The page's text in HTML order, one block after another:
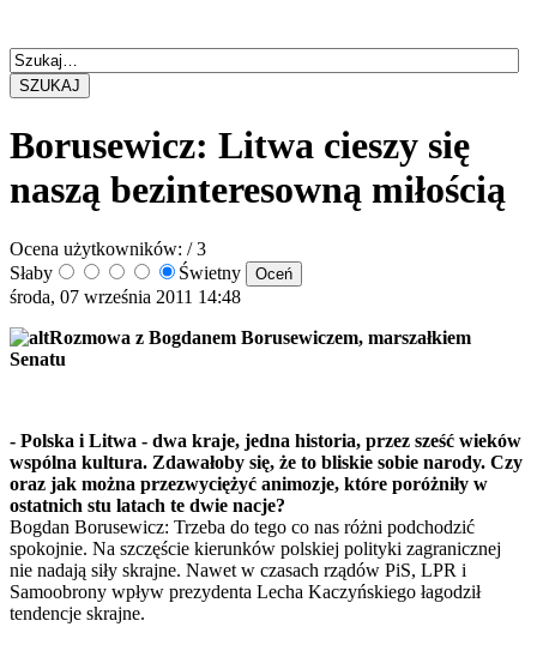
SZUKAJ
Borusewicz: Litwa cieszy się
naszą bezinteresowną miłością
Ocena użytkowników: / 3
Słaby
Świetny
środa, 07 września 2011 14:48
Rozmowa z Bogdanem Borusewiczem, marszałkiem
Senatu
- Polska i Litwa - dwa kraje, jedna historia, przez sześć wieków
wspólna kultura. Zdawałoby się, że to bliskie sobie narody. Czy
oraz jak można przezwyciężyć animozje, które poróżniły w
ostatnich stu latach te dwie nacje?
Bogdan Borusewicz: Trzeba do tego co nas różni podchodzić
spokojnie. Na szczęście kierunków polskiej polityki zagranicznej
nie nadają siły skrajne. Nawet w czasach rządów PiS, LPR i
Samoobrony wpływ prezydenta Lecha Kaczyńskiego łagodził
tendencje skrajne.